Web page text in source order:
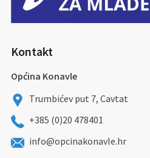
Kontakt
Općina Konavle
Trumbićev put 7, Cavtat
+385 (0)20 478401
info@opcinakonavle.hr